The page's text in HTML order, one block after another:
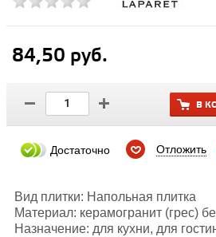
84,50 руб.
В
Достаточно Отложить
Вид плитки: Напольная плитка
Материал: керамогранит (грес)
Назначение: для кухни, для